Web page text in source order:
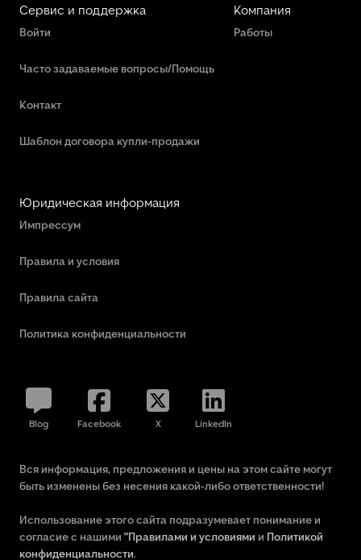
Сервис и поддержка
Войти
Часто задаваемые вопросы/Помощь
Контакт
Шаблон договора купли-продажи
Компания
Работы
Юридическая информация
Импрессум
Правила и условия
Правила сайта
Политика конфиденциальности
Blog Facebook X LinkedIn
Вся информация, предложения и цены на этом сайте могут
быть изменены без несения какой-либо ответственности!
Использование этого сайта подразумевает понимание и
согласие с нашими "Правилами и условиями и Политикой
конфиденциальности.